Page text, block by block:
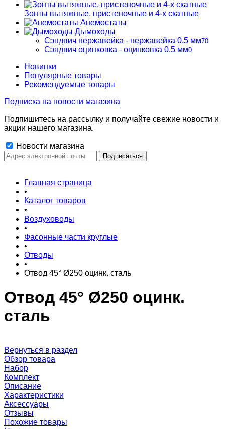
Зонты вытяжные, пристеночные и 4-х скатные
Анемостаты
Дымоходы
Сэндвич нержавейка - нержавейка 0.5 мм70
Сэндвич оцинковка - оцинковка 0.5 мм0
Новинки
Популярные товары
Рекомендуемые товары
Подписка на новости магазина
Подпишитесь на рассылку и получайте свежие новости и
акции нашего магазина.
Новости магазина
Главная страница
•
Каталог товаров
•
Воздуховоды
•
Фасонные части круглые
•
Отводы
•
Отвод 45° Ø250 оцинк. сталь
Отвод 45° Ø250 оцинк.
сталь
Вернуться в раздел
Обзор товара
Набор
Комплект
Описание
Характеристики
Аксессуары
Отзывы
Похожие товары